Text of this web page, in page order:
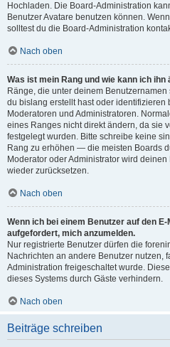
Hochladen. Die Board-Administration
Benutzer Avatare benutzen können.
solltest du die Board-Administration
Nach oben
Was ist mein Rang und wie kann ich ihn
Ränge, die unter deinem
du bislang erstellt hast oder identifizieren
Moderatoren und Administratoren.
eines Ranges nicht direkt ändern, da sie
festgelegt wurden. Bitte schreibe keine
Rang zu erhöhen — die meisten Boards
Moderator oder Administrator wird
wieder zurücksetzen.
Nach oben
Wenn ich bei einem Benutzer auf den
aufgefordert, mich anzumelden.
Nur registrierte Benutzer dürfen die
Nachrichten an andere Benutzer nutzen,
Administration freigeschaltet wurde.
dieses Systems durch Gäste verhindern.
Nach oben
Beiträge schreiben